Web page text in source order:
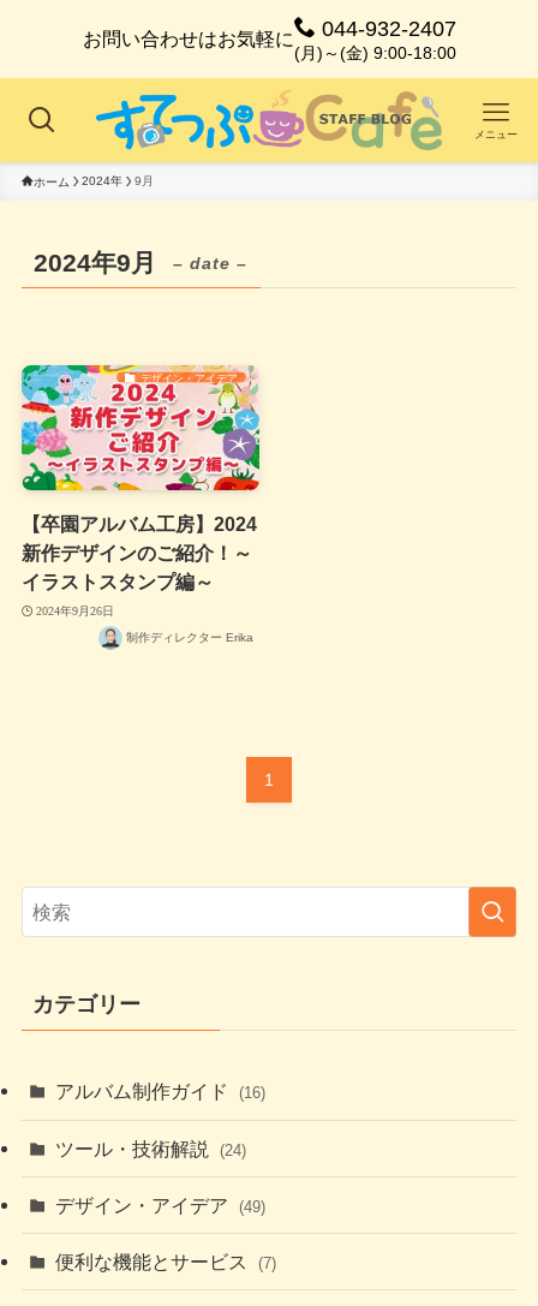
お問い合わせはお気軽に 044-932-2407
(月)～(金) 9:00-18:00
メニュー
ホーム 2024年 9月
2024年9月 – date –
デザイン・アイデア
【卒園アルバム工房】2024
新作デザインのご紹介！～
イラストスタンプ編～
2024年9月26日
制作ディレクター Erika
1
カテゴリー
アルバム制作ガイド (16)
ツール・技術解説 (24)
デザイン・アイデア (49)
便利な機能とサービス (7)